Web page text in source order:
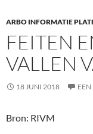
ARBO INFORMATIE
FEITEN
VALLEN
18 JUNI 2018 EEN
Bron: RIVM